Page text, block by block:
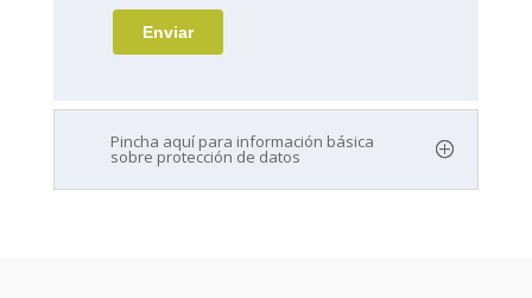
Pincha aquí para información básica
sobre protección de datos